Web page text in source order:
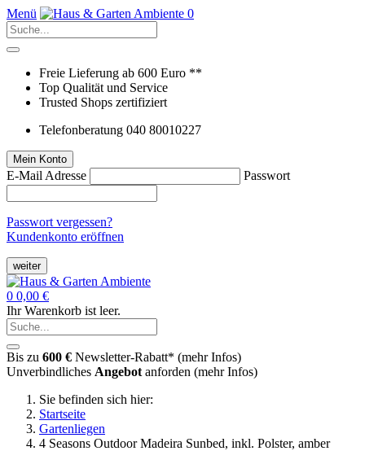
Menü 0
Freie Lieferung ab 600 Euro **
Top Qualität und Service
Trusted Shops zertifiziert
Telefonberatung 040 80010227
Mein Konto
E-Mail Adresse Passwort
Passwort vergessen?
Kundenkonto eröffnen
weiter
0 0,00 €
Ihr Warenkorb ist leer.
Bis zu 600 € Newsletter-Rabatt* (mehr Infos)
Unverbindliches Angebot anforden (mehr Infos)
Sie befinden sich hier:
Startseite
Gartenliegen
4 Seasons Outdoor Madeira Sunbed, inkl. Polster, amber